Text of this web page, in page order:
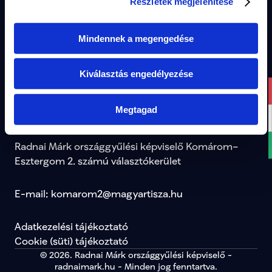
Mindennek a megengedése
Kiválasztás engedélyezése
Megtagad
elmondhassa a véleményét. A részletekkel
hamarosan jelentkezem. Köszönöm a bizalmat és
az eddigi támogatást!
Cikk megtekintése
Emailkomarom2@magyartisza.hu
Ha szeretnél többet megtudni a TISZA Közösségéről,
mozgalom tevékenységei iránt, kérlek, vedd fel
velünk a kapcsolatot az alábbi elérhetőségeken:
Radnai Márk országgyűlési képviselő Komárom–
Esztergom 2. számú választókerület
E-mail: komarom2@magyartisza.hu
Adatkezelési tájékoztató
Cookie (süti) tájékoztató
© 2026. Radnai Márk országgyűlési képviselő -
radnaimark.hu - Minden jog fenntartva.